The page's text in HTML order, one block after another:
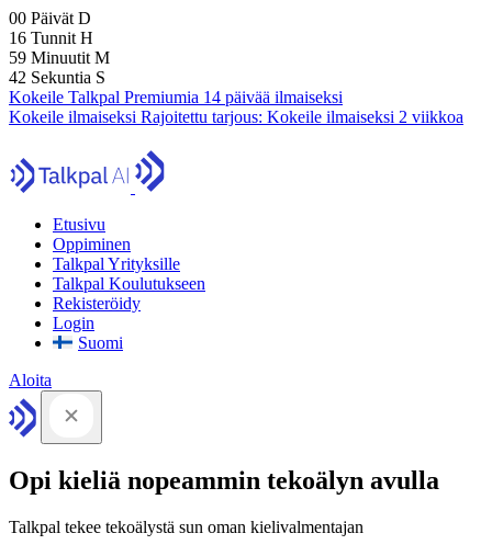
00 Päivät D
16 Tunnit H
59 Minuutit M
41 Sekuntia S
Kokeile Talkpal Premiumia 14 päivää ilmaiseksi
Kokeile ilmaiseksi Rajoitettu tarjous: Kokeile ilmaiseksi 2 viikkoa
Etusivu
Oppiminen
Talkpal Yrityksille
Talkpal Koulutukseen
Rekisteröidy
Login
Suomi
Aloita
Opi kieliä nopeammin tekoälyn avulla
Talkpal tekee tekoälystä sun oman kielivalmentajan